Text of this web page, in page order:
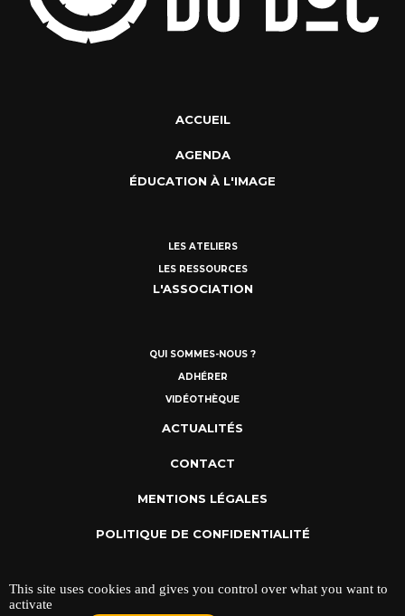
ACCUEIL
AGENDA
ÉDUCATION À L'IMAGE
LES ATELIERS
LES RESSOURCES
L'ASSOCIATION
QUI SOMMES-NOUS ?
ADHÉRER
VIDÉOTHÈQUE
ACTUALITÉS
CONTACT
MENTIONS LÉGALES
POLITIQUE DE CONFIDENTIALITÉ
This site uses cookies and gives you control over what you want to
activate